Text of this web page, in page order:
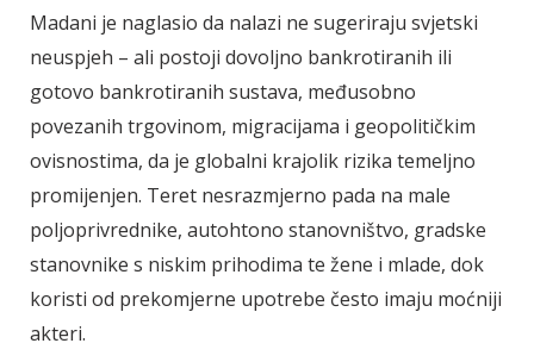
Madani je naglasio da nalazi ne sugeriraju svjetski
neuspjeh – ali postoji dovoljno bankrotiranih ili
gotovo bankrotiranih sustava, međusobno
povezanih trgovinom, migracijama i geopolitičkim
ovisnostima, da je globalni krajolik rizika temeljno
promijenjen. Teret nesrazmjerno pada na male
poljoprivrednike, autohtono stanovništvo, gradske
stanovnike s niskim prihodima te žene i mlade, dok
koristi od prekomjerne upotrebe često imaju moćniji
akteri.